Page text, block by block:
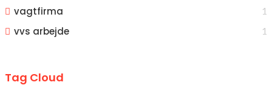
vagtfirma 1
vvs arbejde 1
Tag Cloud